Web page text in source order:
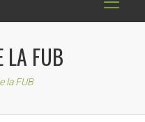
LA FUB
la FUB